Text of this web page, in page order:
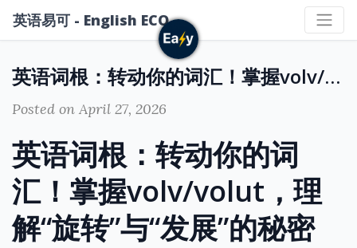
英语易可 - English ECO
英语词根：转动你的词汇！掌握volv/volut，理解“旋转”与“发展”的秘密
Posted on April 27, 2026
英语词根：转动你的词
汇！掌握volv/volut，理
解“旋转”与“发展”的秘密